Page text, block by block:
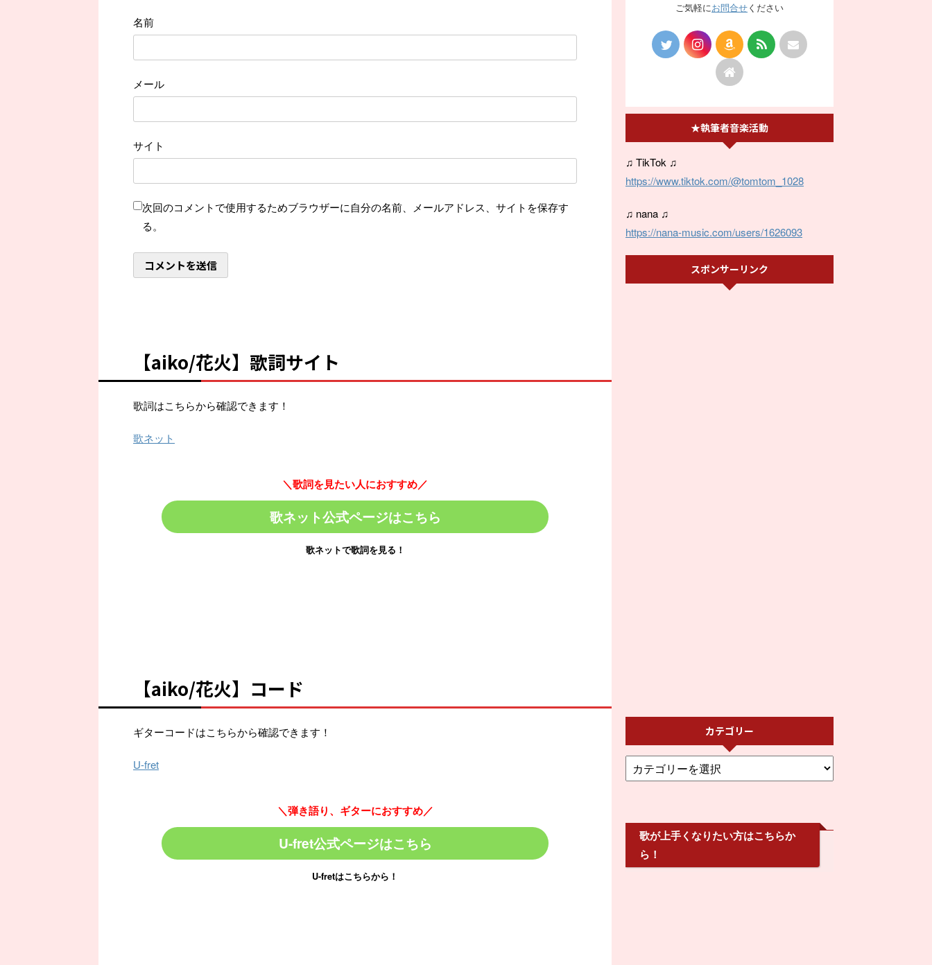
名前
メール
サイト
次回のコメントで使用するためブラウザーに自分の名前、メールアドレス、サイトを保存す
る。
【aiko/花火】歌詞サイト
歌詞はこちらから確認できます！
歌ネット
＼歌詞を見たい人におすすめ／
歌ネット公式ページはこちら
歌ネットで歌詞を見る！
【aiko/花火】コード
ギターコードはこちらから確認できます！
U-fret
＼弾き語り、ギターにおすすめ／
U-fret公式ページはこちら
U-fretはこちらから！
ご気軽にお問合せください
★執筆者音楽活動
♫ TikTok ♫
https://www.tiktok.com/@tomtom_1028
♫ nana ♫
https://nana-music.com/users/1626093
スポンサーリンク
カテゴリー
歌が上手くなりたい方はこちらか
ら！